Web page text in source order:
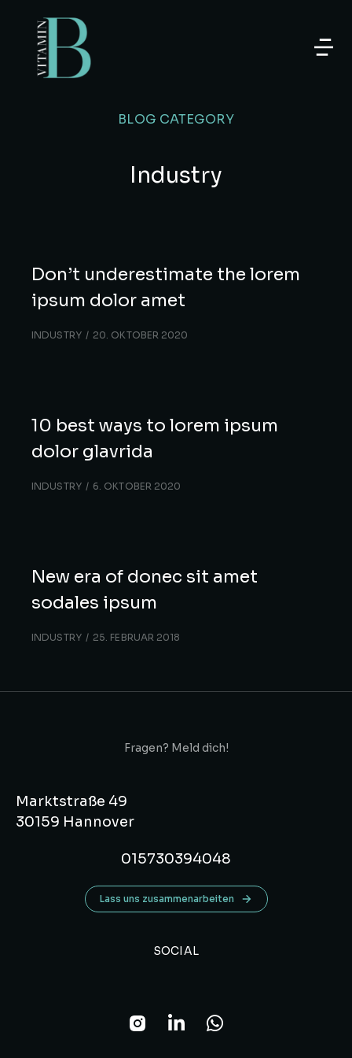
BLOG CATEGORY
Industry
Don’t underestimate the lorem
ipsum dolor amet
INDUSTRY 20. OKTOBER 2020
10 best ways to lorem ipsum
dolor glavrida
INDUSTRY 6. OKTOBER 2020
New era of donec sit amet
sodales ipsum
INDUSTRY 25. FEBRUAR 2018
Fragen? Meld dich!
Marktstraße 49
30159 Hannover
015730394048
Lass uns zusammenarbeiten
SOCIAL